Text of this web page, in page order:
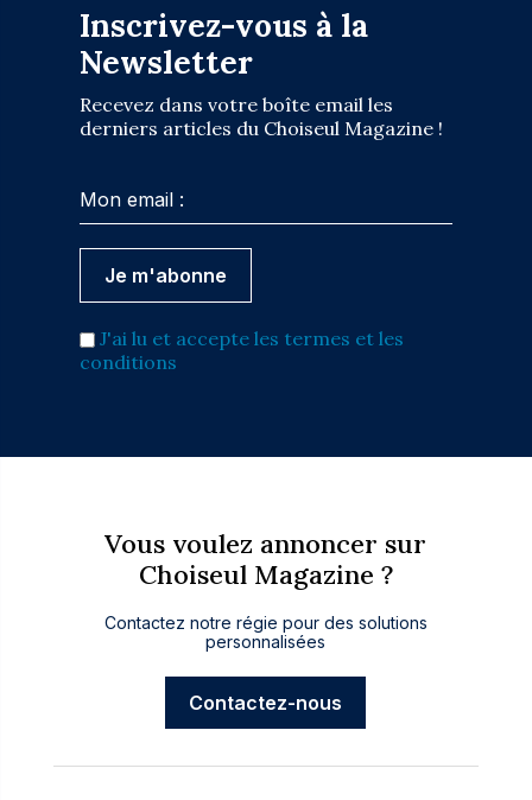
Inscrivez-vous à la
Newsletter
Recevez dans votre boîte email les
derniers articles du Choiseul Magazine !
J'ai lu et accepte les termes et les
conditions
Vous voulez annoncer sur
Choiseul Magazine ?
Contactez notre régie pour des solutions
personnalisées
Contactez-nous